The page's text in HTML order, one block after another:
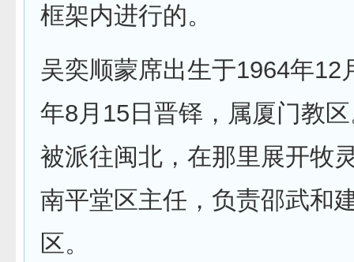
框架内进行的。
吴奕顺蒙席出生于1964年12
年8月15日晋铎，属厦门教
被派往闽北，在那里展开牧
南平堂区主任，负责邵武和
区。